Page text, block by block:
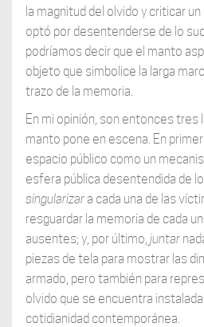
la magnitud del olvido y criticar
optó por desentenderse de lo
podríamos decir que el manto
objeto que simbolice la larga
trazo de la memoria.
En mi opinión, son entonces tres
manto pone en escena. En primer
espacio público como un
esfera pública desentendida de
singularizara cada una de las
resguardar la memoria de cada
ausentes; y, por último, juntar
piezas de tela para mostrar las
armado, pero también para
olvido que se encuentra
cotidianidad contemporánea.